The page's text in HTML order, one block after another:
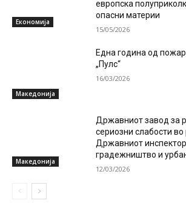
Економија
европска
опасни материи
15/05/2026
Македонија
Една година од
„Пулс“
16/03/2026
Македонија
Државниот завод за
сериозни слабости
Државниот
градежништво и
12/03/2026